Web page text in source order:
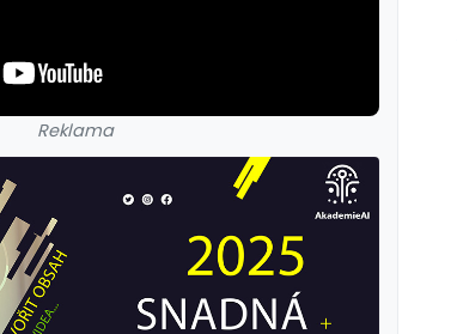
Reklama